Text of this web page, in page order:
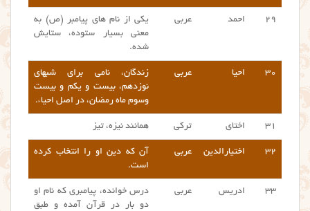
۲۹ احمد عربی
یکی از نام های پیامبر (ص) به
معنی بسیار ستوده، ستایش
شده.
۳۰ احیا عربی
زندگان، نامی برای شبهای
نوزدهم، بیست و یکم و بیست
وسوم ماه رمضان، در اصل احیاء.
۳۱ اختای ترکی همانند نیزه، تیز
۳۲ اختیارالدین عربی
آن که دین او را انتخاب کرده
است.
۳۳ ادریس عربی
درس خوانده، پیامبری که نام او
دو بار در قرآن آمده و طبق